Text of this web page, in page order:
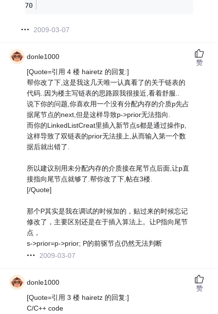
2009-03-07
donle1000
[Quote=引用 4 楼 hairetz 的回复:]
帮你改了下,这是我这几天唯一认真看了的关于链表的
代码..因为楼主写链表的思路跟我很接近,看着舒服..
说下你的问题,你喜欢用一个没有分配内存的介质p先占
据尾节点的next,但是这样导致p->prior无法指向.
而你的LinkedListCreat里插入新节点s都是通过操作p,
这样导致了双链表的prior无法接上,从而输入第一个数
据后就出错了.
所以建议别用未分配内存的介质接在尾节点后面,让p直
接指向尾节点就够了.帮你改了下,帖在3楼.
[/Quote]
那个P其实是我在调试的时候加的，贴过来的时候忘记
修改了，主要区别还是在于插入算法上。让P指向尾节
点，
s->prior=p->prior; P的前驱节点仍然无法判断
2009-03-07
赞
donle1000
[Quote=引用 3 楼 hairetz 的回复:]
C/C++ code
赞